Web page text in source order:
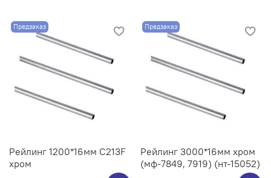
Предзаказ
Рейлинг 1200*16мм C213F
хром
Предзаказ
Рейлинг 3000*16мм хром
(мф-7849, 7919) (нт-15052)